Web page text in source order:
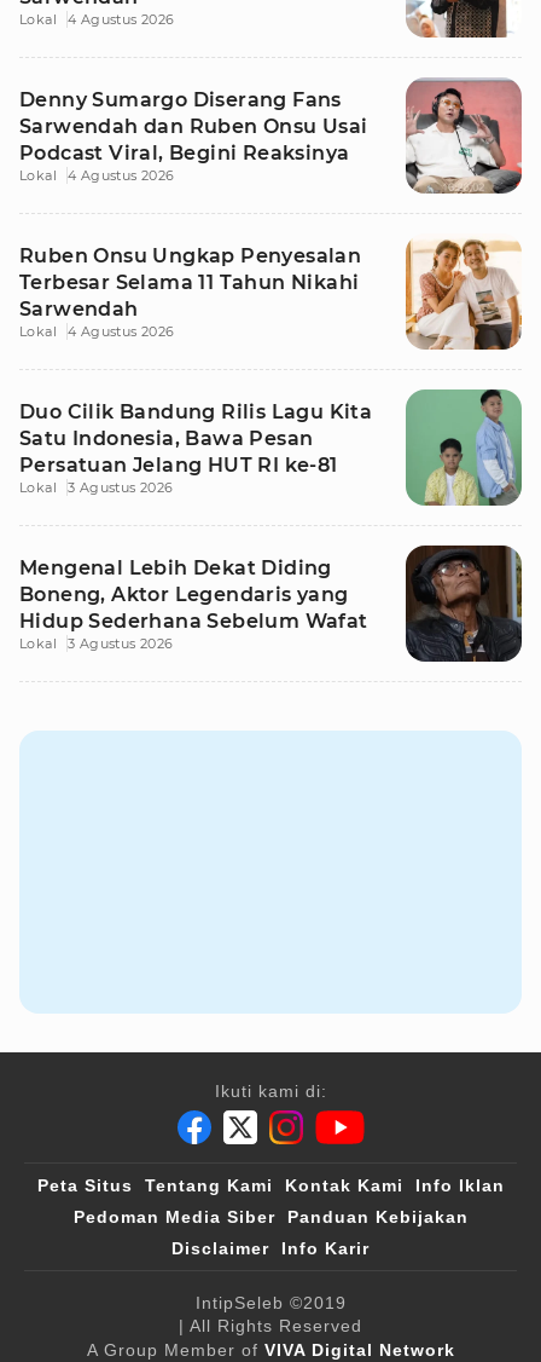
Lokal 4 Agustus 2026
Denny Sumargo Diserang Fans
Sarwendah dan Ruben Onsu Usai
Podcast Viral, Begini Reaksinya
Lokal 4 Agustus 2026
Ruben Onsu Ungkap Penyesalan
Terbesar Selama 11 Tahun Nikahi
Sarwendah
Lokal 4 Agustus 2026
Duo Cilik Bandung Rilis Lagu Kita
Satu Indonesia, Bawa Pesan
Persatuan Jelang HUT RI ke-81
Lokal 3 Agustus 2026
Mengenal Lebih Dekat Diding
Boneng, Aktor Legendaris yang
Hidup Sederhana Sebelum Wafat
Lokal 3 Agustus 2026
Ikuti kami di:
Peta Situs Tentang Kami Kontak Kami
Info Iklan
Pedoman Media Siber
Panduan Kebijakan
Disclaimer
Info Karir
IntipSeleb ©2019
| All Rights Reserved
A Group Member of VIVA Digital Network